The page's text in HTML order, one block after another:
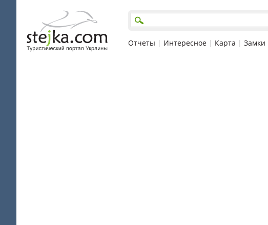
Отчеты | Интересное | Карта | Замки